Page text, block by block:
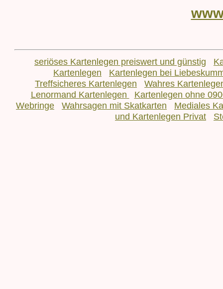
seriöses Kartenlegen preiswert und günstig
Kartenlegen
Kartenlegen bei
Treffsicheres Kartenlegen
Wahres
Lenormand Kartenlegen
Kartenlegen ohne
Webringe
Wahrsagen mit Skatkarten
Mediales
und Kartenlegen Privat